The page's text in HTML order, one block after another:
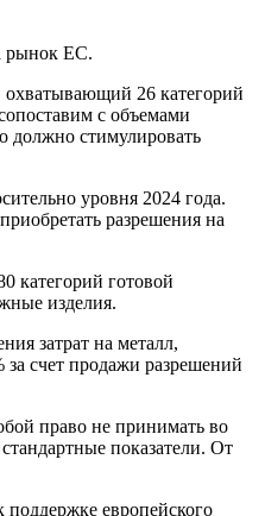
рынок ЕС.
охватывающий 26 категорий
с объемами
должно стимулировать
уровня 2024 года.
разрешения на
категорий готовой
изделия.
затрат на металл,
за счет продажи разрешений
право не принимать во
показатели. От
европейского